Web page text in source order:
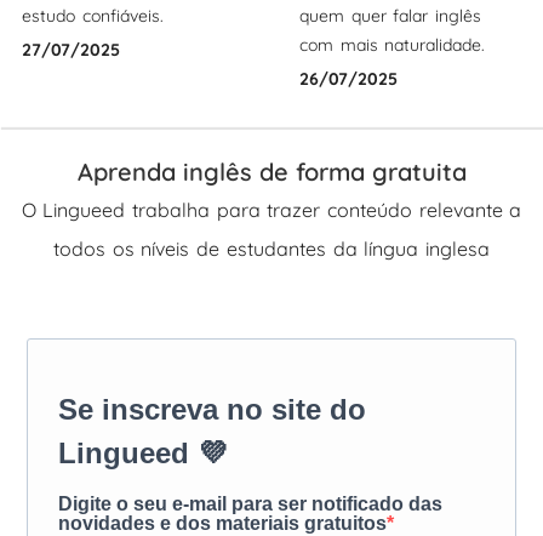
estudo confiáveis.
27/07/2025
quem quer falar inglês
com mais naturalidade.
26/07/2025
Aprenda inglês de forma gratuita
O Lingueed trabalha para trazer conteúdo relevante a
todos os níveis de estudantes da língua inglesa
Se inscreva no site do
Lingueed 💜
Digite o seu e-mail para ser notificado das
novidades e dos materiais gratuitos